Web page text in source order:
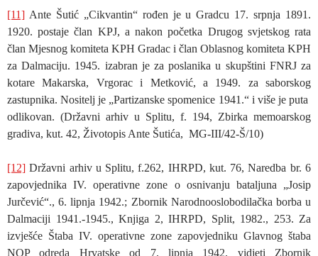
[11] Ante Šutić „Cikvantin“ rođen je u Gradcu 17. srpnja 1891.
1920. postaje član KPJ, a nakon početka Drugog svjetskog rata
član Mjesnog komiteta KPH Gradac i član Oblasnog komiteta KPH
za Dalmaciju. 1945. izabran je za poslanika u skupštini FNRJ za
kotare Makarska, Vrgorac i Metković, a 1949. za saborskog
zastupnika. Nositelj je „Partizanske spomenice 1941.“ i više je puta
odlikovan. (Državni arhiv u Splitu, f. 194, Zbirka memoarskog
gradiva, kut. 42, Životopis Ante Šutića, MG-III/42-Š/10)
[12] Državni arhiv u Splitu, f.262, IHRPD, kut. 76, Naredba br. 6
zapovjednika IV. operativne zone o osnivanju bataljuna „Josip
Jurčević“., 6. lipnja 1942.; Zbornik Narodnooslobodilačka borba u
Dalmaciji 1941.-1945., Knjiga 2, IHRPD, Split, 1982., 253. Za
izvješće Štaba IV. operativne zone zapovjedniku Glavnog štaba
NOP odreda Hrvatske od 7. lipnja 1942. vidjeti Zbornik